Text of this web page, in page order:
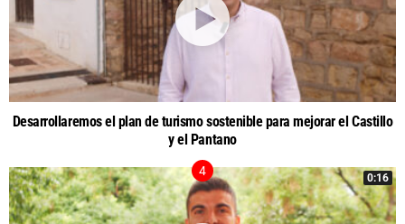
Desarrollaremos el plan de turismo sostenible para mejorar el Castillo
y el Pantano
0:16